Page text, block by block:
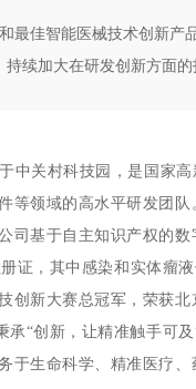
最佳智能医械技术创新
续加大在研发创新方面
中关村科技园，是国家
等领域的高水平研发团
司基于自主知识产权的
证，其中感染和实体瘤
创新大赛总冠军，荣获
“创新，让精准触手可
于生命科学、精准医疗、